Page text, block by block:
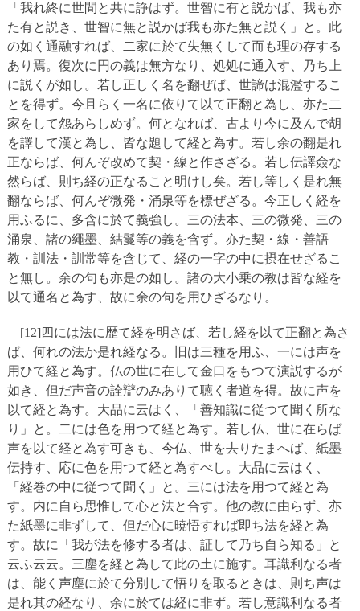
「我れ終に世間と共に諍はず。世智に有と説かば、我も亦
た有と説き、世智に無と説かば我も亦た無と説く」と。此
の如く通融すれば、二家に於て失無くして而も理の存する
あり焉。復次に円の義は無方なり、処処に通入す、乃ち上
に説くが如し。若し正しく名を翻ぜば、世諦は混濫するこ
とを得ず。今且らく一名に依りて以て正翻と為し、亦た二
家をして怨あらしめず。何となれば、古より今に及んで胡
を譯して漢と為し、皆な題して経と為す。若し余の翻是れ
正ならば、何んぞ改めて契・線と作さざる。若し伝譯僉な
然らば、則ち経の正なること明けし矣。若し等しく是れ無
翻ならば、何んぞ微発・涌泉等を標ぜざる。今正しく経を
用ふるに、多含に於て義強し。三の法本、三の微発、三の
涌泉、諸の繩墨、結鬘等の義を含ず。亦た契・線・善語
教・訓法・訓常等を含じて、経の一字の中に摂在せざるこ
と無し。余の句も亦是の如し。諸の大小乗の教は皆な経を
以て通名と為す、故に余の句を用ひざるなり。
[12]四には法に歴て経を明さば、若し経を以て正翻と為さ
ば、何れの法か是れ経なる。旧は三種を用ふ、一には声を
用ひて経と為す。仏の世に在して金口をもつて演説するが
如き、但だ声音の詮辯のみありて聴く者道を得。故に声を
以て経と為す。大品に云はく、「善知識に従つて聞く所な
り」と。二には色を用つて経と為す。若し仏、世に在らば
声を以て経と為す可きも、今仏、世を去りたまへば、紙墨
伝持す、応に色を用つて経と為すべし。大品に云はく、
「経巻の中に従つて聞く」と。三には法を用つて経と為
す。内に自ら思惟して心と法と合す。他の教に由らず、亦
た紙墨に非ずして、但だ心に暁悟すれば即ち法を経と為
す。故に「我が法を修する者は、証して乃ち自ら知る」と
云ふ云云。三塵を経と為して此の土に施す。耳識利なる者
は、能く声塵に於て分別して悟りを取るときは、則ち声は
是れ其の経なり、余に於ては経に非ず。若し意識利なる者